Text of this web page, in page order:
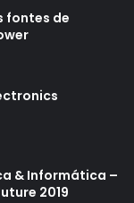
fontes de
& Informática –
2019